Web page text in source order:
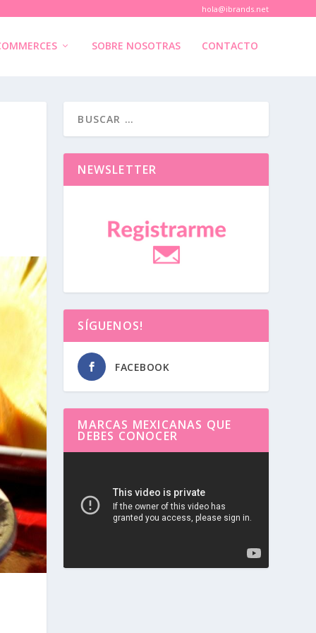
hola@ibrands.net
SOBRE NOSOTRAS CONTACTO
NEWSLETTER
SÍGUENOS!
FACEBOOK
MARCAS MEXICANAS QUE
DEBES CONOCER